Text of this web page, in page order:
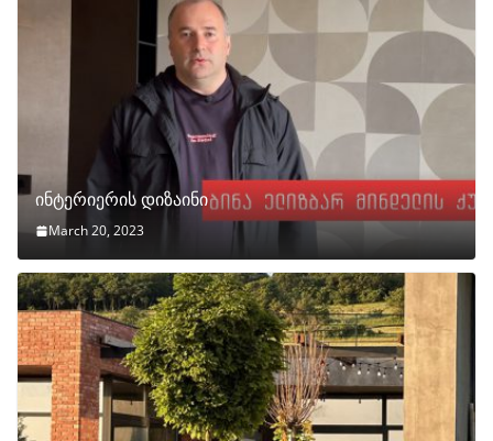
ინტერიერის დიზაინი
March 20, 2023